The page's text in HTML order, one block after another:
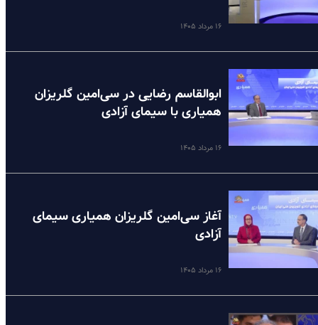
۱۶ مرداد ۱۴۰۵
ابوالقاسم رضایی در سی‌امین گلریزان
همیاری با سیمای آزادی
۱۶ مرداد ۱۴۰۵
آغاز سی‌امین گلریزان همیاری سیمای
آزادی
۱۶ مرداد ۱۴۰۵